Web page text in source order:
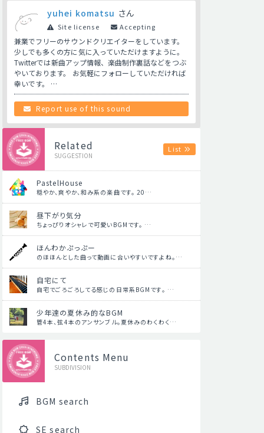
yuhei komatsu さん
Site license Accepting
兼業でフリーのサウンドクリエイターをしています。
少しでも多くの方に気に入っていただけますように。
Twitterでは新曲アップ情報、楽曲制作裏話などをつぶ
やいております。 お気軽にフォローしていただければ
幸いです。 …
Report use of this sound
Related
SUGGESTION
List
PastelHouse
穏やか、爽やか、和み系の楽曲です。 20…
昼下がり気分
ちょっぴりオシャレで可愛いBGMです。 …
ほんわかぷっぷー
のほほんとした曲って動画に合いやすいですよね。…
自宅にて
自宅でごろごろしてる感じの日常系BGMです。 …
少年達の夏休み的なBGM
管4本、弦4本のアンサンブル。夏休みのわくわく…
Contents Menu
SUBDIVISION
BGM search
SE search